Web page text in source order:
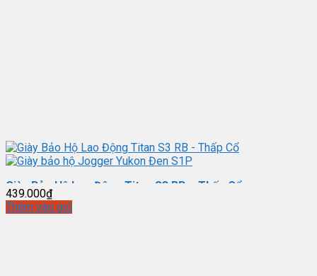
Giày Bảo Hộ Lao Động Titan S3 RB – Thấp Cổ
439.000₫
Thêm vào giỏ